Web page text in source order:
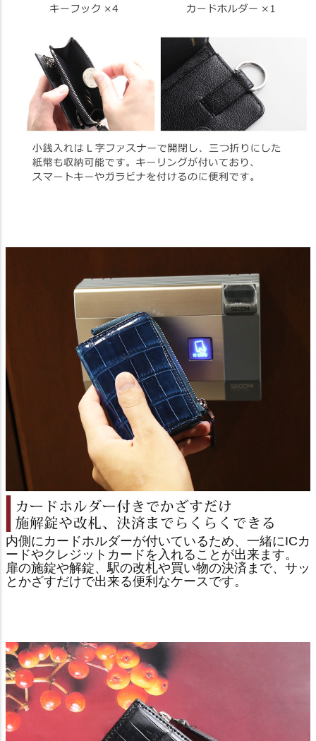
内側にカードホルダーが付いているため、一緒にICカ
ードやクレジットカードを入れることが出来ます。
扉の施錠や解錠、駅の改札や買い物の決済まで、サッ
とかざすだけで出来る便利なケースです。